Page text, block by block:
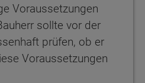
Voraussetzungen
sollte vor der
prüfen, ob er
Voraussetzungen